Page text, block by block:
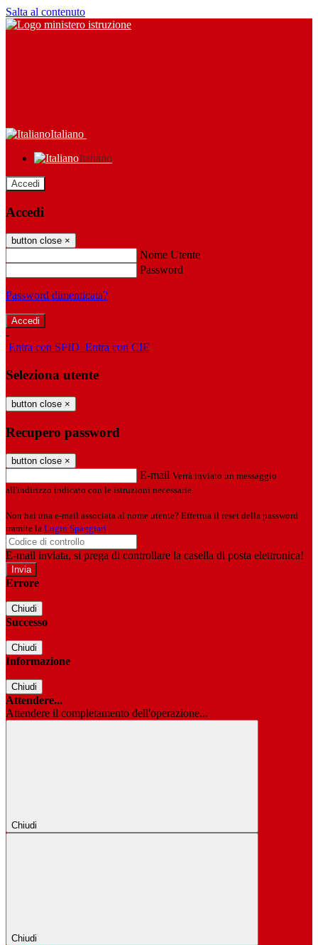
Salta al contenuto
Italiano
Italiano
Accedi
Accedi
button close ×
Nome Utente
Password
Password dimenticata?
-
Entra con SPID Entra con CIE
Seleziona utente
button close ×
Recupero password
button close ×
E-mail Verrà inviato un messaggio
all'indirizzo indicato con le istruzioni necessarie.
Non hai una e-mail associata al nome utente? Effettua il reset della password
tramite la Login Spaggiari
E-mail inviata, si prega di controllare la casella di posta elettronica!
Errore
Chiudi
Successo
Chiudi
Informazione
Chiudi
Attendere...
Attendere il completamento dell'operazione...
Chiudi
Chiudi